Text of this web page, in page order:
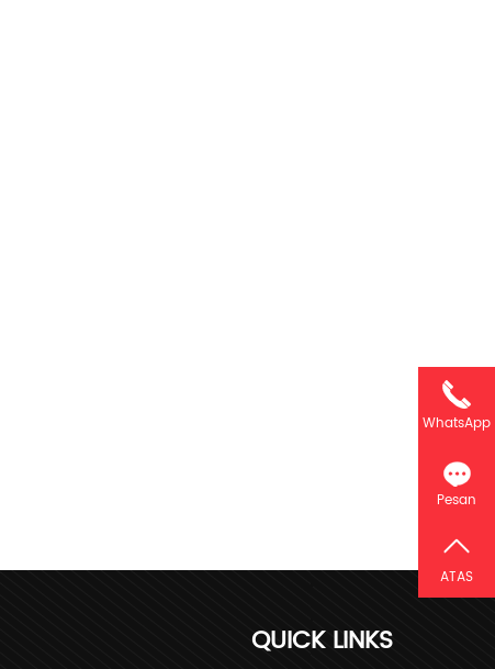
QUICK LINKS
WhatsApp
Pesan
ATAS